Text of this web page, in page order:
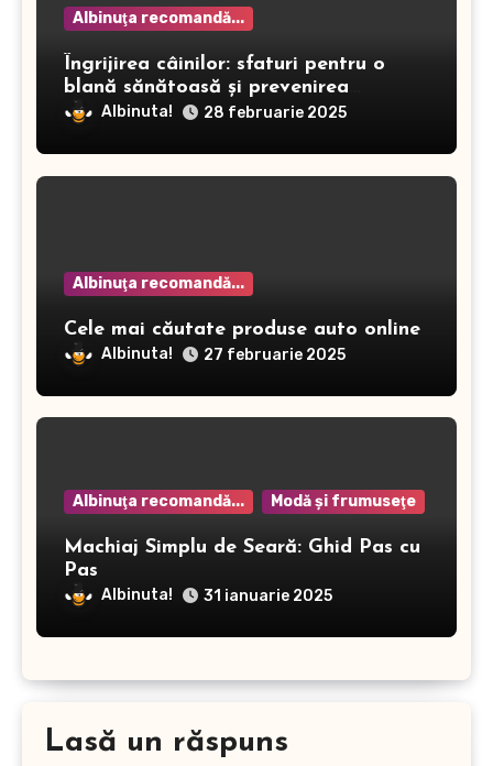
Albinuţa recomandă...
Îngrijirea câinilor: sfaturi pentru o
blană sănătoasă și prevenirea
dermatitei
Albinuta! 28 februarie 2025
Albinuţa recomandă...
Cele mai căutate produse auto online
Albinuta! 27 februarie 2025
Albinuţa recomandă... Modă şi frumuseţe
Machiaj Simplu de Seară: Ghid Pas cu
Pas
Albinuta! 31 ianuarie 2025
Lasă un răspuns